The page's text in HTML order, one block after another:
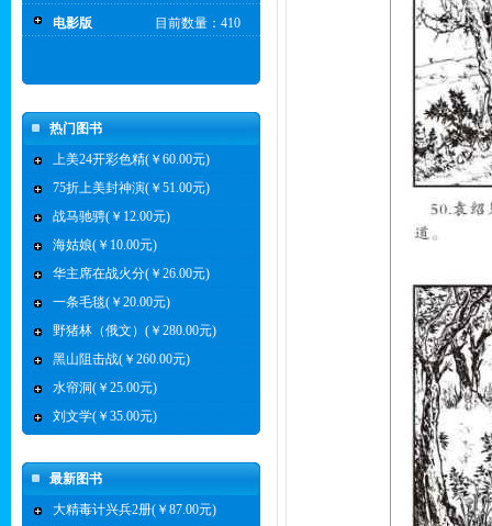
电影版 目前数量：410
热门图书
上美24开彩色精(￥60.00元)
75折上美封神演(￥51.00元)
战马驰骋(￥12.00元)
海姑娘(￥10.00元)
华主席在战火分(￥26.00元)
一条毛毯(￥20.00元)
野猪林（俄文）(￥280.00元)
黑山阻击战(￥260.00元)
水帘洞(￥25.00元)
刘文学(￥35.00元)
最新图书
大精毒计兴兵2册(￥87.00元)